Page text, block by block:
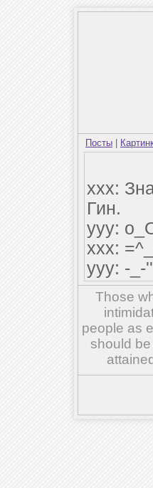
Посты
ххх:
Гин.
ууу:
ххх:
ууу: -_-
Those
people as
should